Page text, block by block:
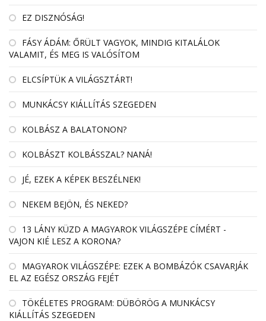
EZ DISZNÓSÁG!
FÁSY ÁDÁM: ŐRÜLT VAGYOK, MINDIG KITALÁLOK
VALAMIT, ÉS MEG IS VALÓSÍTOM
ELCSÍPTÜK A VILÁGSZTÁRT!
MUNKÁCSY KIÁLLÍTÁS SZEGEDEN
KOLBÁSZ A BALATONON?
KOLBÁSZT KOLBÁSSZAL? NANÁ!
JÉ, EZEK A KÉPEK BESZÉLNEK!
NEKEM BEJÖN, ÉS NEKED?
13 LÁNY KÜZD A MAGYAROK VILÁGSZÉPE CÍMÉRT -
VAJON KIÉ LESZ A KORONA?
MAGYAROK VILÁGSZÉPE: EZEK A BOMBÁZÓK CSAVARJÁK
EL AZ EGÉSZ ORSZÁG FEJÉT
TÖKÉLETES PROGRAM: DÜBÖRÖG A MUNKÁCSY
KIÁLLÍTÁS SZEGEDEN